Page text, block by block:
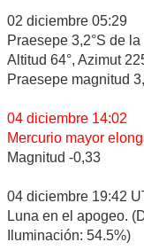
02 diciembre 05:29
Praesepe 3,2°S de
Altitud 64°, Azimut
Praesepe magnitud
04 diciembre 14:02
Mercurio mayor
Magnitud -0,33
04 diciembre 19:42
Luna en el apogeo.
Iluminación: 54.5%)